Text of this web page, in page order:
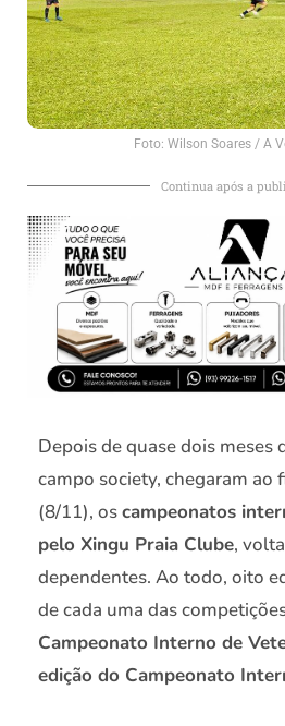
Foto: Wilson Soares / A
Continua após a
Depois de quase dois meses
campo society, chegaram ao
(8/11), oscampeonatos
pelo Xingu Praia Clube,
dependentes. Ao todo, oito
de cada uma das
Campeonato Interno de
edição do Campeonato